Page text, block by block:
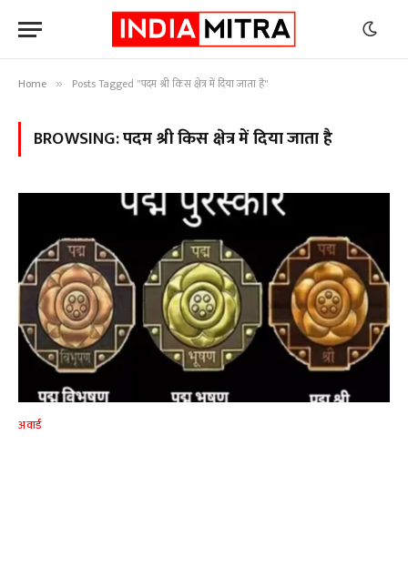
Home » Posts Tagged "पदम श्री किस क्षेत्र में दिया जाता है"
BROWSING:पदम श्री किस क्षेत्र में दिया जाता है
अवार्ड